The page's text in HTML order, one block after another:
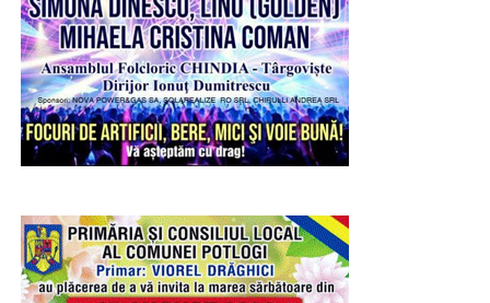
desfășoară activitatea în cadrul unităților din industria de
apărare la câteva întrebări esențiale:
– Câte contracte finanțate prin Programul SAFE vor
ajunge la cele trei uzine?
– Ce sumă va fi investită efectiv în dezvoltarea lor?
– De ce marile contracte ajung la companii străine sau în
alte județe, în timp ce industria de apărare dâmbovițeană
„Realitatea trebuie spusă fără ocolișuri, de când USR
conduce Ministerul Economiei, industria de apărare
din Dâmbovița a rămas fără comenzi. La fel de clar